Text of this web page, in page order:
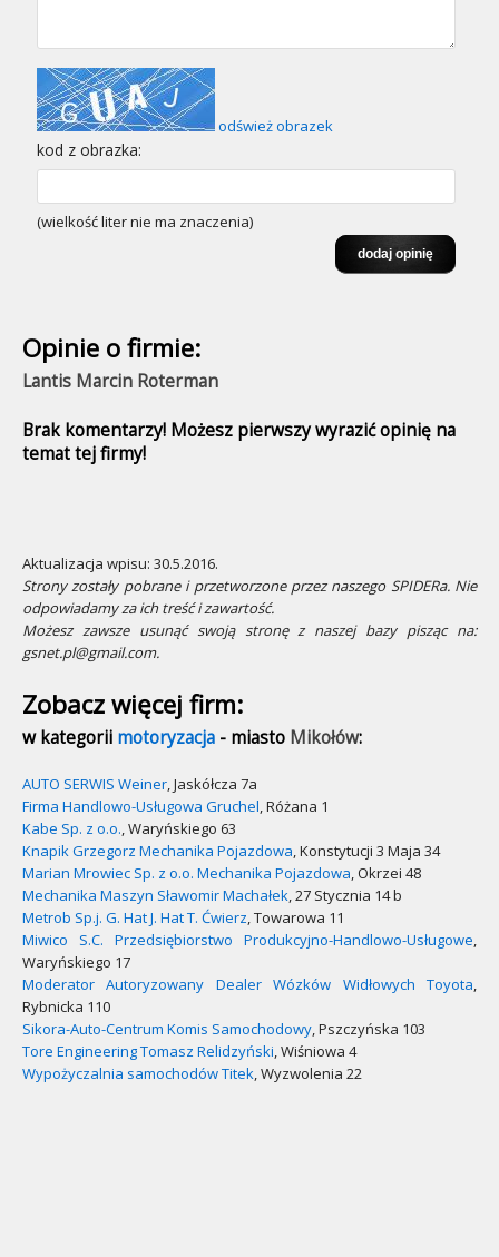
odśwież obrazek
kod z obrazka:
(wielkość liter nie ma znaczenia)
Opinie o firmie:
Lantis Marcin Roterman
Brak komentarzy! Możesz pierwszy wyrazić opinię na
temat tej firmy!
Aktualizacja wpisu: 30.5.2016.
Strony zostały pobrane i przetworzone przez naszego SPIDERa. Nie
odpowiadamy za ich treść i zawartość.
Możesz zawsze usunąć swoją stronę z naszej bazy pisząc na:
gsnet.pl@gmail.com.
Zobacz więcej firm:
w kategorii motoryzacja - miasto Mikołów:
AUTO SERWIS Weiner, Jaskółcza 7a
Firma Handlowo-Usługowa Gruchel, Różana 1
Kabe Sp. z o.o., Waryńskiego 63
Knapik Grzegorz Mechanika Pojazdowa, Konstytucji 3 Maja 34
Marian Mrowiec Sp. z o.o. Mechanika Pojazdowa, Okrzei 48
Mechanika Maszyn Sławomir Machałek, 27 Stycznia 14 b
Metrob Sp.j. G. Hat J. Hat T. Ćwierz, Towarowa 11
Miwico S.C. Przedsiębiorstwo Produkcyjno-Handlowo-Usługowe,
Waryńskiego 17
Moderator Autoryzowany Dealer Wózków Widłowych Toyota,
Rybnicka 110
Sikora-Auto-Centrum Komis Samochodowy, Pszczyńska 103
Tore Engineering Tomasz Relidzyński, Wiśniowa 4
Wypożyczalnia samochodów Titek, Wyzwolenia 22